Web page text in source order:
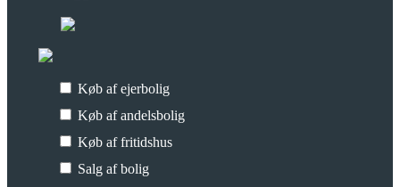
Køb af ejerbolig
Køb af andelsbolig
Køb af fritidshus
Salg af bolig